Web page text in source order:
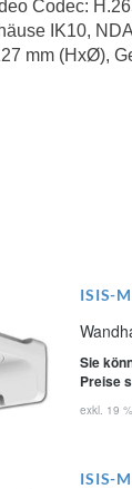
Codec:
IK10,
mm (HxØ),
ISIS-
Sie
Preise
exkl. 19
ISIS-